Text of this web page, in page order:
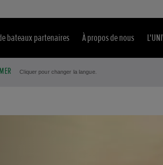
bateaux partenaires À propos de nous
Cliquer pour changer la langue.